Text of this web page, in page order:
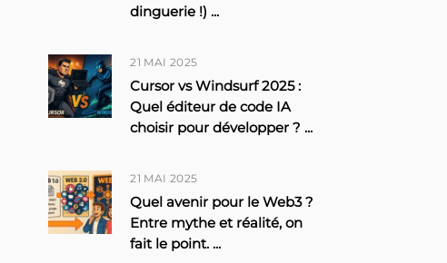
dinguerie !) ...
21 MAI 2025
Cursor vs Windsurf 2025 :
Quel éditeur de code IA
choisir pour développer ? ...
21 MAI 2025
Quel avenir pour le Web3 ?
Entre mythe et réalité, on
fait le point. ...